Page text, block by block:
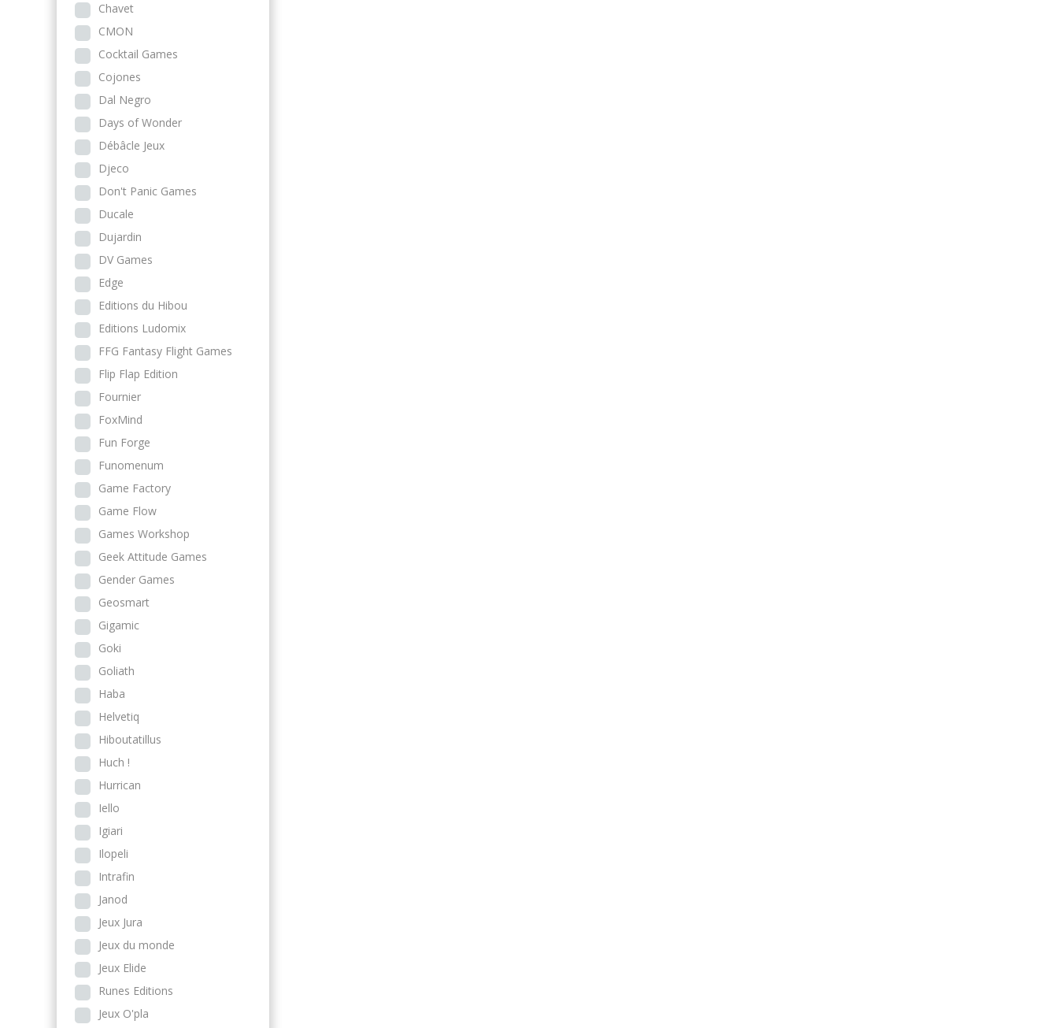
Chavet
CMON
Cocktail Games
Cojones
Dal Negro
Days of Wonder
Débâcle Jeux
Djeco
Don't Panic Games
Ducale
Dujardin
DV Games
Edge
Editions du Hibou
Editions Ludomix
FFG Fantasy Flight Games
Flip Flap Edition
Fournier
FoxMind
Fun Forge
Funomenum
Game Factory
Game Flow
Games Workshop
Geek Attitude Games
Gender Games
Geosmart
Gigamic
Goki
Goliath
Haba
Helvetiq
Hiboutatillus
Huch !
Hurrican
Iello
Igiari
Ilopeli
Intrafin
Janod
Jeux Jura
Jeux du monde
Jeux Elide
Runes Editions
Jeux O'pla